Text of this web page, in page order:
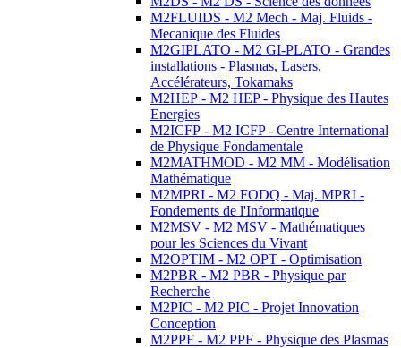
M2FLUIDS - M2 Mech - Maj. Fluids -
Mecanique des Fluides
M2GIPLATO - M2 GI-PLATO - Grandes
installations - Plasmas, Lasers,
Accélérateurs, Tokamaks
M2HEP - M2 HEP - Physique des Hautes
Energies
M2ICFP - M2 ICFP - Centre International
de Physique Fondamentale
M2MATHMOD - M2 MM - Modélisation
Mathématique
M2MPRI - M2 FODQ - Maj. MPRI -
Fondements de l'Informatique
M2MSV - M2 MSV - Mathématiques
pour les Sciences du Vivant
M2OPTIM - M2 OPT - Optimisation
M2PBR - M2 PBR - Physique par
Recherche
M2PIC - M2 PIC - Projet Innovation
Conception
M2PPF - M2 PPF - Physique des Plasmas